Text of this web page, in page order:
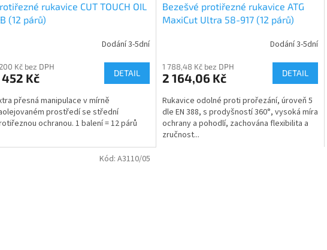
rukavice CUT TOUCH OIL
(12 párů)
Dodání 3-5dní
Kč bez DPH
452 Kč DETAIL
přesná manipulace v mírně
prostředí se střední
ochranou. 1 balení = 12 párů
Bezešvé protiřezné rukavice ATG
MaxiCut Ultra 58-917 (12 párů)
Dodání 3-5dní
1 788,48 Kč bez DPH
2 164,06 Kč DETAIL
Rukavice odolné proti prořezání, úroveň 5
dle EN 388, s prodyšností 360°, vysoká míra
ochrany a pohodlí, zachována flexibilita a
zručnost...
Kód: A3110/05